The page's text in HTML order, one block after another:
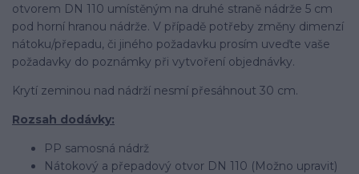
otvorem DN 110 umístěným na druhé straně nádrže 5 cm
pod horní hranou nádrže. V případě potřeby změny dimenzí
nátoku/přepadu, či jiného požadavku prosím uveďte vaše
požadavky do poznámky při vytvoření objednávky.
Krytí zeminou nad nádrží nesmí přesáhnout 30 cm.
Rozsah dodávky:
PP samosná nádrž
Nátokový a přepadový otvor DN 110 (Možno upravit)